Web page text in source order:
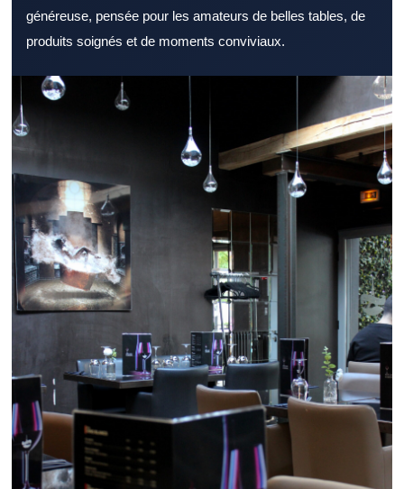
généreuse, pensée pour les amateurs de belles tables, de
produits soignés et de moments conviviaux.
Opter pour un Restaurant Val de Marne bien situé peut faire
toute la différence pour une sortie. Un Restaurant Val de Marne
reste une solution appréciée pour partager un repas agréable.
L’ambiance d’un Restaurant Val de Marne participe fortement à
la qualité de l’expérience. Un menu complet permet à un
Restaurant Val de Marne de toucher un public plus large. La
sélection des ingrédients valorise immédiatement un Restaurant
Val de Marne. L’attention portée aux clients améliore la réputation
d’un Restaurant Val de Marne. Un Restaurant Val de Marne bien
placé facilite les sorties entre amis ou en famille. Un Restaurant
Val de Marne adapté au déjeuner facilite les pauses repas. Un
Restaurant Val de Marne accueillant est idéal pour un dîner
détendu. Pour recevoir des partenaires, un Restaurant Val de
Marne sérieux peut être pertinent. Le positionnement tarifaire
influence directement l’image d’un Restaurant Val de Marne. Un
Restaurant Val de Marne se distingue volontiers grâce à
quelques plats signatures. Un Restaurant Val de Marne sérieux
veille à maintenir le même niveau d’exigence. Les commentaires
en ligne apportent des repères avant de tester un Restaurant Val
de Marne. Un Restaurant Val de Marne peut valoriser des
recettes du terroir comme des inspirations actuelles. Anticiper sa
réservation dans un Restaurant Val de Marne permet de gagner
en sérénité. Un Restaurant Val de Marne adapté aux familles
offre un cadre rassurant pour tous. Une sortie en couple peut